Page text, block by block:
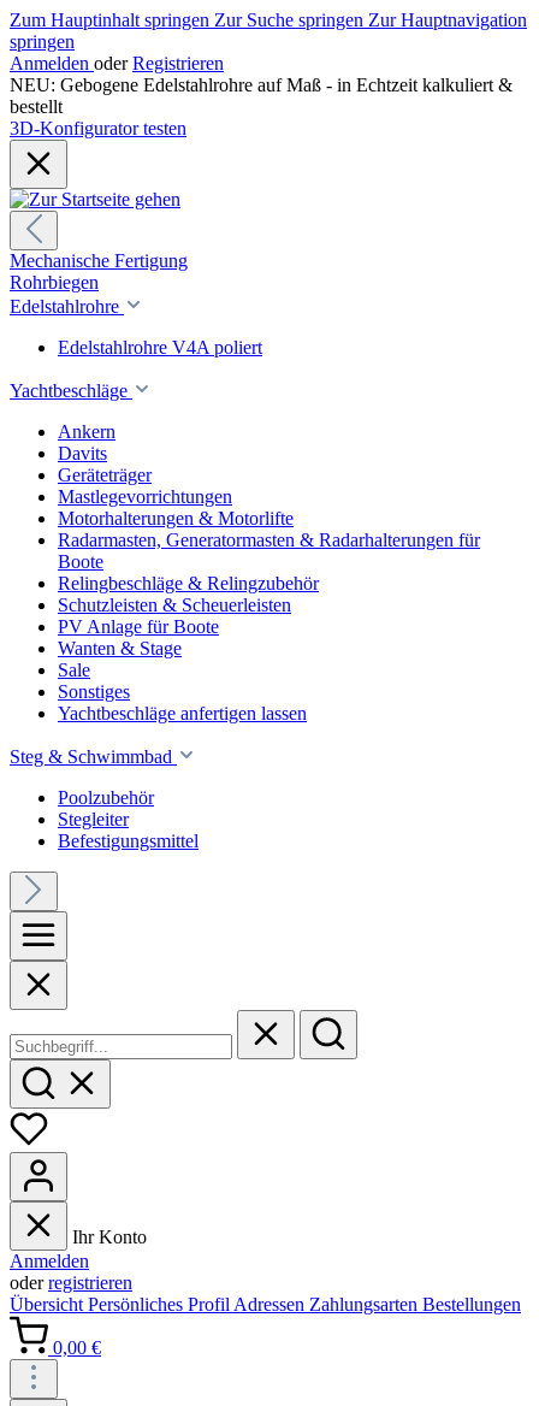
Zum Hauptinhalt springen Zur Suche springen Zur Hauptnavigation
springen
Anmelden oder Registrieren
NEU: Gebogene Edelstahlrohre auf Maß - in Echtzeit kalkuliert &
bestellt
3D-Konfigurator testen
Mechanische Fertigung
Rohrbiegen
Edelstahlrohre
Edelstahlrohre V4A poliert
Yachtbeschläge
Ankern
Davits
Geräteträger
Mastlegevorrichtungen
Motorhalterungen & Motorlifte
Radarmasten, Generatormasten & Radarhalterungen für
Boote
Relingbeschläge & Relingzubehör
Schutzleisten & Scheuerleisten
PV Anlage für Boote
Wanten & Stage
Sale
Sonstiges
Yachtbeschläge anfertigen lassen
Steg & Schwimmbad
Poolzubehör
Stegleiter
Befestigungsmittel
Ihr Konto
Anmelden
oderregistrieren
Übersicht Persönliches Profil Adressen Zahlungsarten Bestellungen
0,00 €